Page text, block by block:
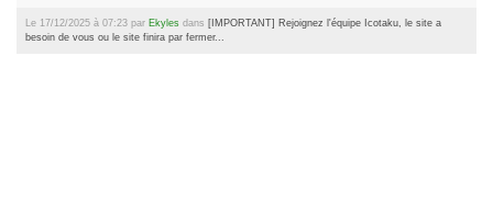
Le 17/12/2025 à 07:23 par Ekyles dans [IMPORTANT] Rejoignez l'équipe Icotaku, le site a
besoin de vous ou le site finira par fermer...